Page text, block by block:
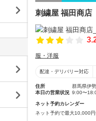
刺繍屋 福田商店
服・洋服
配達・デリバリー対応
住所
群馬県伊
本日の営業状況 9:00〜
ネット予約カレンダー
ネット予約で最大10,000